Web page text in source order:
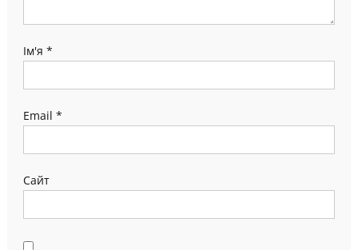
Ім'я *
Email *
Сайт